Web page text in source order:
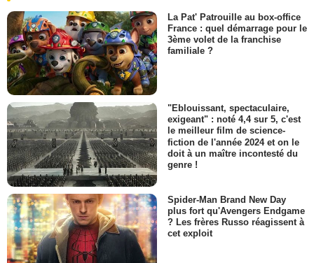
La Pat' Patrouille au box-office
France : quel démarrage pour le
3ème volet de la franchise
familiale ?
"Eblouissant, spectaculaire,
exigeant" : noté 4,4 sur 5, c'est
le meilleur film de science-
fiction de l'année 2024 et on le
doit à un maître incontesté du
genre !
Spider-Man Brand New Day
plus fort qu'Avengers Endgame
? Les frères Russo réagissent à
cet exploit